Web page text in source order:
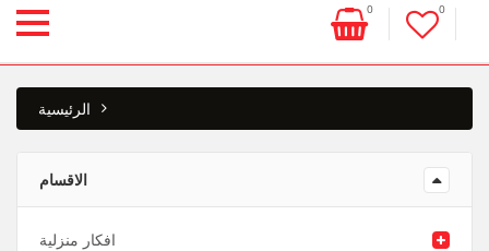
0 0
الرئيسية
الاقسام
افكار منزلية